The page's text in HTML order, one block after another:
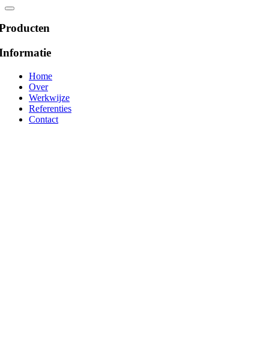
Home
Over
Werkwijze
Referenties
Contact